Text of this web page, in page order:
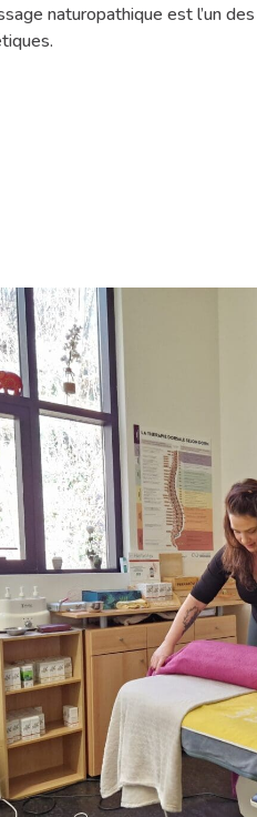
naturopathique est l’un